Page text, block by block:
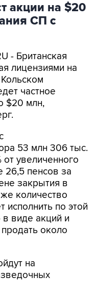
акции на $20
СП с
- Британская
лицензиями на
частное
$20 млн,
53 млн 306 тыс.
от увеличенного
26,5 пенсов за
закрытия в
количество
исполнить по этой
в виде акций и
около
на